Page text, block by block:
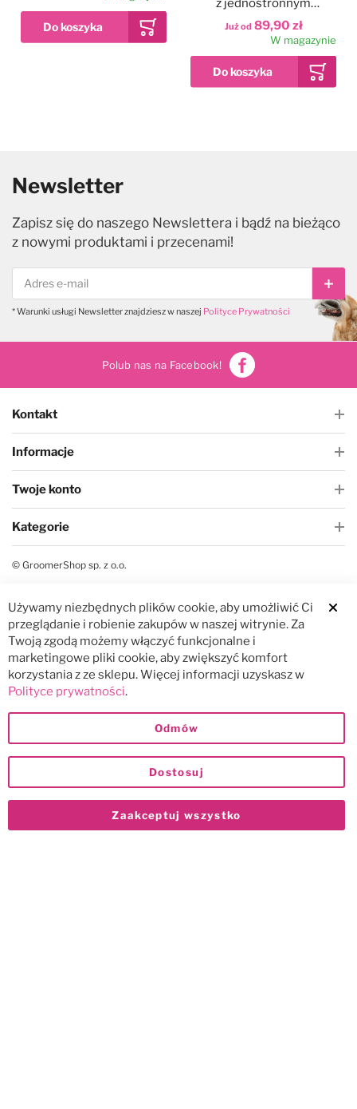
Już od 89,90 zł
mikroszlifem oraz
plastikową rączką
W magazynie
Newsletter
Zapisz się do naszego Newslettera i bądź na bieżąco
z nowymi produktami i przecenami!
* Warunki usługi Newsletter znajdziesz w naszej Polityce Prywatności
Polub nas na Facebook!
Kontakt
Informacje
Twoje konto
Kategorie
© GroomerShop sp. z o.o.
Używamy niezbędnych plików cookie, aby umożliwić Ci
przeglądanie i robienie zakupów w naszej witrynie. Za
Twoją zgodą możemy włączyć funkcjonalne i
marketingowe pliki cookie, aby zwiększyć komfort
korzystania z ze sklepu. Więcej informacji uzyskasz w
Polityce prywatności.
Zaakceptuj wszystko
Dostosuj
Odmów